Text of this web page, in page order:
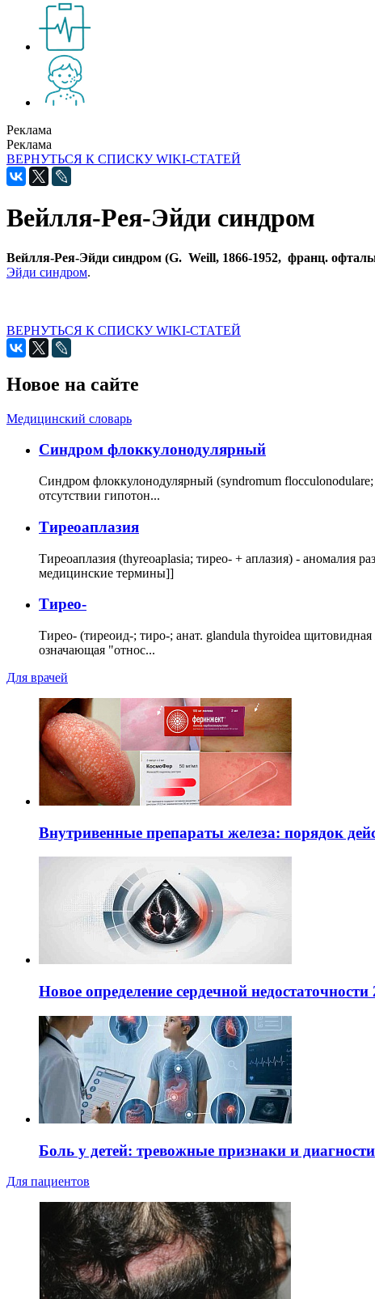
Реклама
Реклама
ВЕРНУТЬСЯ К СПИСКУ WIKI-СТАТЕЙ
Вейлля-Рея-Эйди синдром
Вейлля-Рея-Эйди синдром (G. Weill, 1866-1952, франц.
Эйди синдром.
ВЕРНУТЬСЯ К СПИСКУ WIKI-СТАТЕЙ
Новое на сайте
Медицинский словарь
Cиндром флоккулонодулярный
Синдром флоккулонодулярный (syndromum flocculonodulare;
отсутствии гипотон...
Тиреоаплазия
Тиреоаплазия (thyreoaplasia; тирео- + аплазия) - аномалия
медицинские термины]]
Тирео-
Тирео- (тиреоид-; тиро-; анат. glandula thyroidea
означающая "относ...
Для врачей
Внутривенные препараты железа: порядок
Новое определение сердечной
Боль у детей: тревожные признаки и
Для пациентов